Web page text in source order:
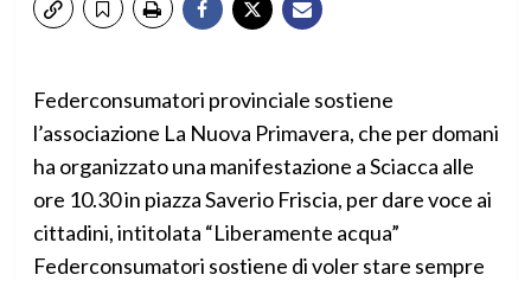
Federconsumatori provinciale sostiene
l’associazione La Nuova Primavera, che per domani
ha organizzato una manifestazione a Sciacca alle
ore 10.30 in piazza Saverio Friscia, per dare voce ai
cittadini, intitolata “Liberamente acqua”
Federconsumatori sostiene di voler stare sempre